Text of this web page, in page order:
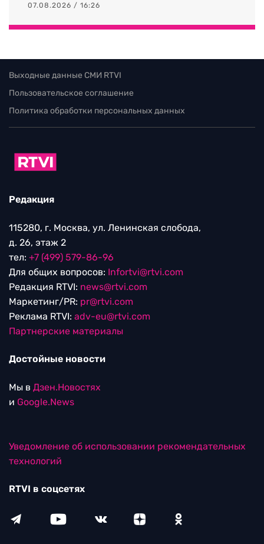
07.08.2026 / 16:26
Выходные данные СМИ RTVI
Пользовательское соглашение
Политика обработки персональных данных
Редакция
115280, г. Москва, ул. Ленинская слобода,
д. 26, этаж 2
тел: +7 (499) 579-86-96
Для общих вопросов: Infortvi@rtvi.com
Редакция RTVI: news@rtvi.com
Маркетинг/PR: pr@rtvi.com
Реклама RTVI: adv-eu@rtvi.com
Партнерские материалы
Достойные новости
Мы в Дзен.Новостях
и Google.News
Уведомление об использовании рекомендательных
технологий
RTVI в соцсетях